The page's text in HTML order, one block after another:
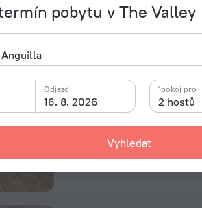
pobytu v The Valley
16. 8. 2026
Odjezd
2 hostů
1pokoj pro
Vyhledat
2,7 km od centra The Valley
Pokoj v tomto
hotelu